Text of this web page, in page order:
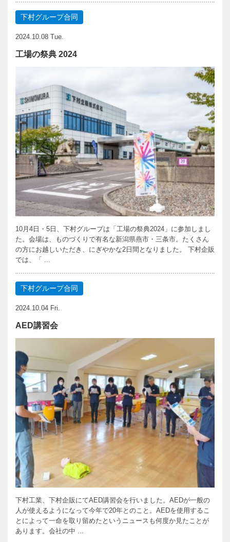
下村グループ合同
2024.10.08 Tue.
工場の祭典 2024
10月4日・5日、下村グループは「工場の祭典2024」に参加しまし
た。会場は、ものづくりで有名な新潟県燕市・三条市。たくさん
の方にお越しいただき、にぎやかな2日間となりました。 下村企販
では、「 ...
下村グループ合同
2024.10.04 Fri.
AED講習会
下村工業、下村企販にてAED講習会を行いました。AEDが一般の
人が使えるようになって今年で20年とのこと。AEDを使用するこ
とによって一命を取り留めたというニュースも何度か見たことが
あります。会社の中 ...